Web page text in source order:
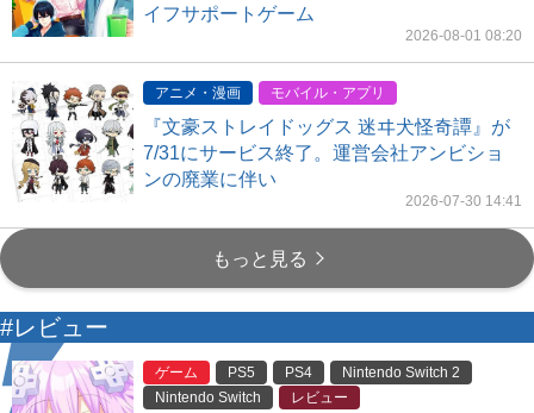
イフサポートゲーム
2026-08-01 08:20
アニメ・漫画 モバイル・アプリ
『文豪ストレイドッグス 迷ヰ犬怪奇譚』が
7/31にサービス終了。運営会社アンビショ
ンの廃業に伴い
2026-07-30 14:41
もっと見る
#レビュー
ゲーム PS5 PS4
Nintendo Switch 2
Nintendo Switch
レビュー